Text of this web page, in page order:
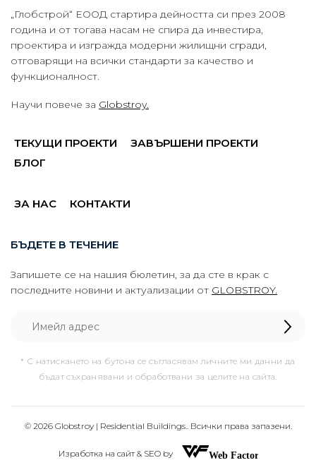
„Глобстрой“ ЕООД стартира дейността си през 2008
година и от тогава насам не спира да инвестира,
проектира и изгражда модерни жилищни сгради,
отговарящи на всички стандарти за качество и
функционалност.
Научи повече за Globstroy.
ТЕКУЩИ ПРОЕКТИ
ЗАВЪРШЕНИ ПРОЕКТИ
БЛОГ
ЗА НАС КОНТАКТИ
БЪДЕТЕ В ТЕЧЕНИЕ
Запишете се на нашия бюлетин, за да сте в крак с
последните новини и актуализации от GLOBSTROY.
* С натискането на бутона се съгласявам личните ми данни да
бъдат съхранявани и обработвани за целите на сайта.
© 2026 Globstroy | Residential Buildings.. Всички права запазени.
Изработка на сайт & SEO by